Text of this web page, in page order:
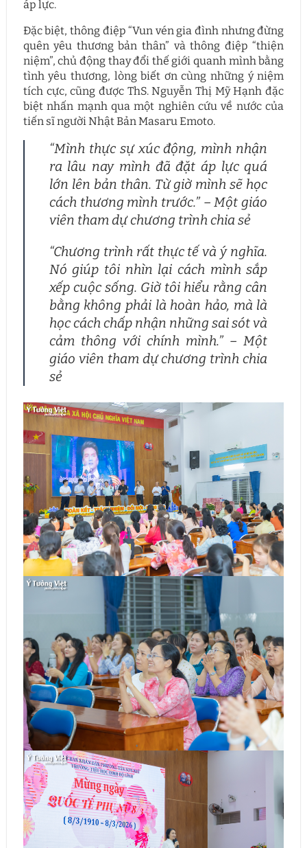
áp lực.
Đặc biệt, thông điệp “Vun vén gia đình nhưng đừng
quên yêu thương bản thân” và thông điệp “thiện
niệm”, chủ động thay đổi thế giới quanh mình bằng
tình yêu thương, lòng biết ơn cùng những ý niệm
tích cực, cũng được ThS. Nguyễn Thị Mỹ Hạnh đặc
biệt nhấn mạnh qua một nghiên cứu về nước của
tiến sĩ người Nhật Bản Masaru Emoto.
“Mình thực sự xúc động, mình nhận
ra lâu nay mình đã đặt áp lực quá
lớn lên bản thân. Từ giờ mình sẽ học
cách thương mình trước.” – Một giáo
viên tham dự chương trình chia sẻ
“Chương trình rất thực tế và ý nghĩa.
Nó giúp tôi nhìn lại cách mình sắp
xếp cuộc sống. Giờ tôi hiểu rằng cân
bằng không phải là hoàn hảo, mà là
học cách chấp nhận những sai sót và
cảm thông với chính mình.” – Một
giáo viên tham dự chương trình chia
sẻ